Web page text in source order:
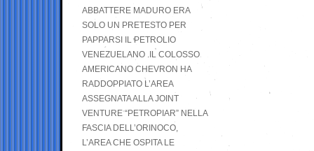
ABBATTERE MADURO ERA
SOLO UN PRETESTO PER
PAPPARSI IL PETROLIO
VENEZUELANO .IL COLOSSO
AMERICANO CHEVRON HA
RADDOPPIATO L’AREA
ASSEGNATA ALLA JOINT
VENTURE “PETROPIAR” NELLA
FASCIA DELL’ORINOCO,
L’AREA CHE OSPITA LE